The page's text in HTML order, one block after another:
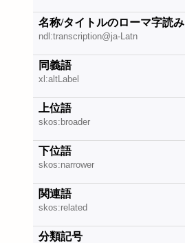
名称/タイトルのローマ字読み
ndl:transcription@ja-Latn
同義語
xl:altLabel
上位語
skos:broader
下位語
skos:narrower
関連語
skos:related
分類記号